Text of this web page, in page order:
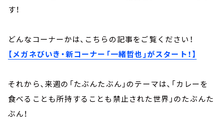
す！
どんなコーナーかは、こちらの記事をご覧ください！
【メガネびいき・新コーナー「一緒哲也」がスタート！】
それから、来週の「たぶんたぶん」のテーマは、「カレーを
食べることも所持することも禁止された世界」のたぶんた
ぶん！